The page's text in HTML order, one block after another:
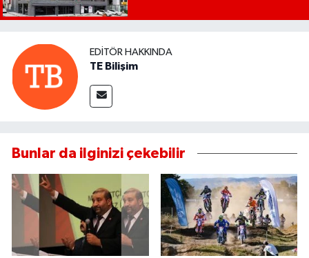
EDITÖR HAKKINDA
TE Bilişim
Bunlar da ilginizi çekebilir